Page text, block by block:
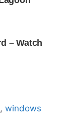
,windows